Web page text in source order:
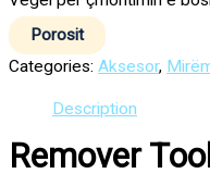
Porosit
Categories: Aksesor,
Description
Remover